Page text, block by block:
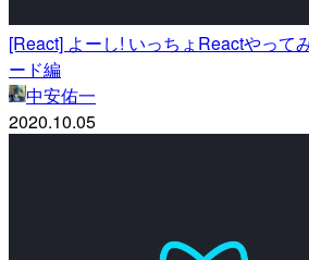
[React] よーし! いっちょReactやって
ード編
中安佑一
2020.10.05